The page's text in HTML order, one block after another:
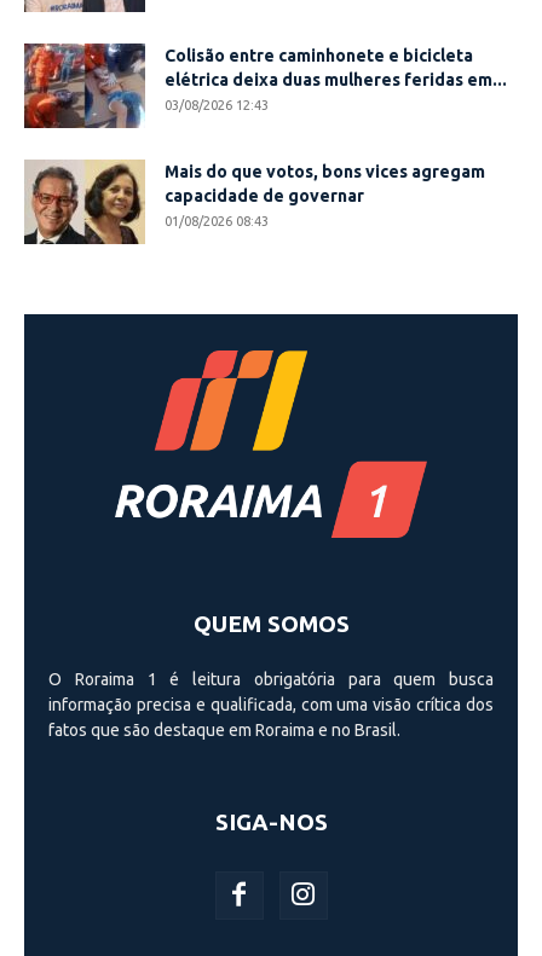
Colisão entre caminhonete e bicicleta
elétrica deixa duas mulheres feridas em...
03/08/2026 12:43
Mais do que votos, bons vices agregam
capacidade de governar
01/08/2026 08:43
QUEM SOMOS
O Roraima 1 é leitura obrigatória para quem busca
informação precisa e qualificada, com uma visão crí­tica dos
fatos que são destaque em Roraima e no Brasil.
SIGA-NOS